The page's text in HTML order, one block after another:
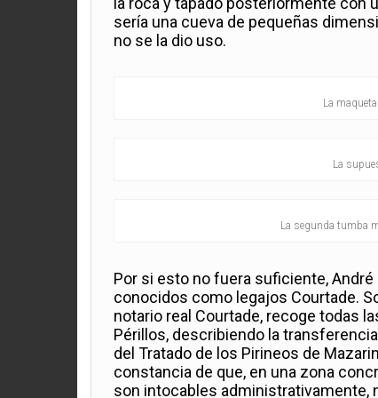
sería una cueva de pequeñas
no se la dio uso.
La
La
La segunda tumba
Por si esto no fuera suficiente,
conocidos como legajos Courtade.
notario real Courtade, recoge todas
Périllos, describiendo la
del Tratado de los Pirineos de
constancia de que, en una zona
son intocables administrativamente,